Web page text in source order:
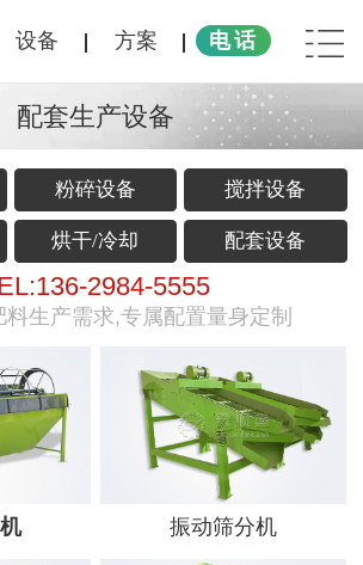
设备 方案 电话
配套生产设备
粉碎设备 搅拌设备
烘干/冷却 配套设备
2984-5555
生产需求,专属配置量身定制
振动筛分机